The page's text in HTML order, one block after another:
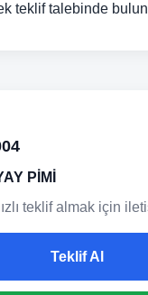
teklif talebinde
PİMİ
teklif almak için
Teklif Al